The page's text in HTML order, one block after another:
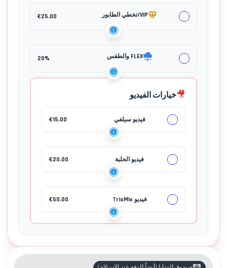
جهات الاتصال
VIP/تخطي الطابور €25.00
FLEX والطقس 20%
🎥خيارات الفيديو
فيديو سيلفي €15.00
فيديو الحلبة €20.00
فيديو TrioMix €50.00